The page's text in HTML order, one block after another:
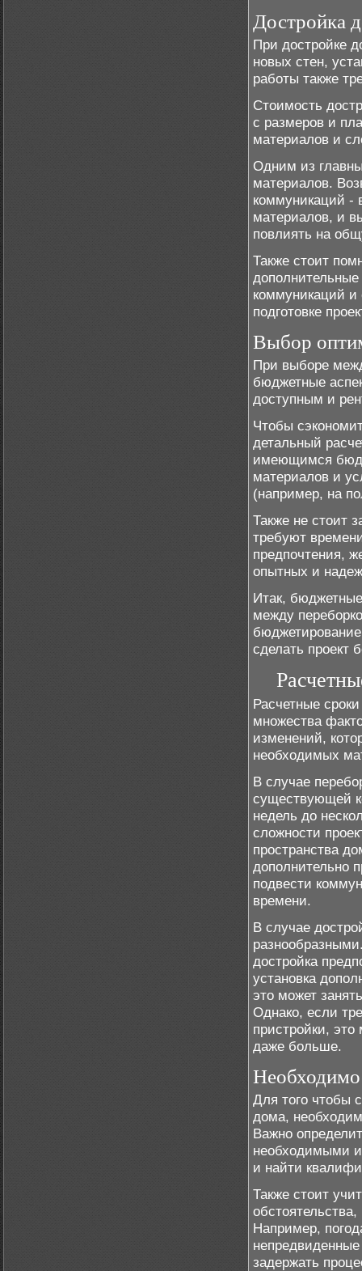
Достройка
При достройке
новых стен,
работы также
Стоимость
с размеров и
материалов и
Одним из
материалов.
коммуникаций -
материалов, и
повлиять на
Также стоит
коммуникаций
подготовке
Выбор
При выборе
бюджетные
доступным и
Чтобы
детальный
имеющимся
материалов и
(например, на
Также не стоит
требуют
предпочтения,
опытных и
Итак,
между
сделать проект
Расчетные
множества
изменений,
необходимых
В случае
существующей
недель до
сложности
пространства
дополнительно
подвести
времени.
В случае
достройка
установка
это может
Однако, если
пристройки,
даже больше.
Для того чтобы
дома,
Важно
необходимыми
и найти
Также стоит
Например,
задержать